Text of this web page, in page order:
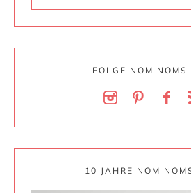
FOLGE NOM NOMS
10 JAHRE NOM